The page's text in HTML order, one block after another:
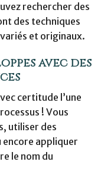
rechercher des
des techniques
et originaux.
avec des
certitude l’une
! Vous
utiliser des
appliquer
le nom du